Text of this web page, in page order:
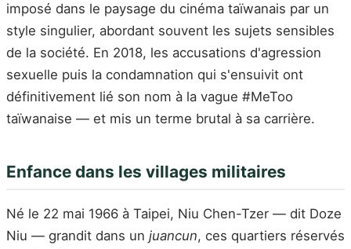
imposé dans le paysage du cinéma taïwanais par un
style singulier, abordant souvent les sujets sensibles
de la société. En 2018, les accusations d'agression
sexuelle puis la condamnation qui s'ensuivit ont
définitivement lié son nom à la vague #MeToo
taïwanaise — et mis un terme brutal à sa carrière.
Enfance dans les villages militaires
Né le 22 mai 1966 à Taipei, Niu Chen-Tzer — dit Doze
Niu — grandit dans un juancun, ces quartiers réservés